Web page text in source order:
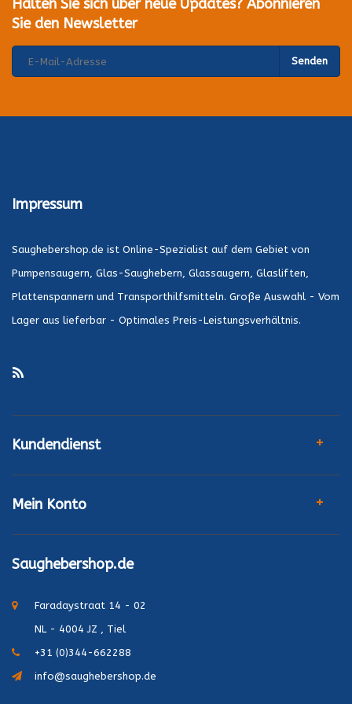
Halten Sie sich über neue Updates? Abonnieren
Sie den Newsletter
Senden
Impressum
Saughebershop.de ist Online-Spezialist auf dem Gebiet von
Pumpensaugern, Glas-Saughebern, Glassaugern, Glasliften,
Plattenspannern und Transporthilfsmitteln. Große Auswahl - Vom
Lager aus lieferbar - Optimales Preis-Leistungsverhältnis.
Kundendienst
Mein Konto
Saughebershop.de
Faradaystraat 14 - 02
NL - 4004 JZ , Tiel
+31 (0)344-662288
info@saughebershop.de